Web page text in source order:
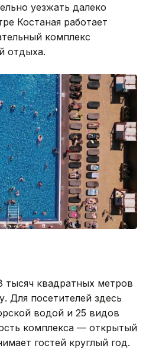
уезжать далеко
Костаная работает
комплекс
отдыха.
квадратных метров
Для посетителей здесь
водой и 25 видов
комплекса — открытый
гостей круглый год.